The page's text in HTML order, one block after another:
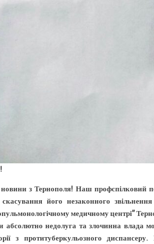
новини з Тернополя! Наш профспілковий
його незаконного
медичному центрі”
абсолютно недолуга та злочинна влада
з протитуберкульозного